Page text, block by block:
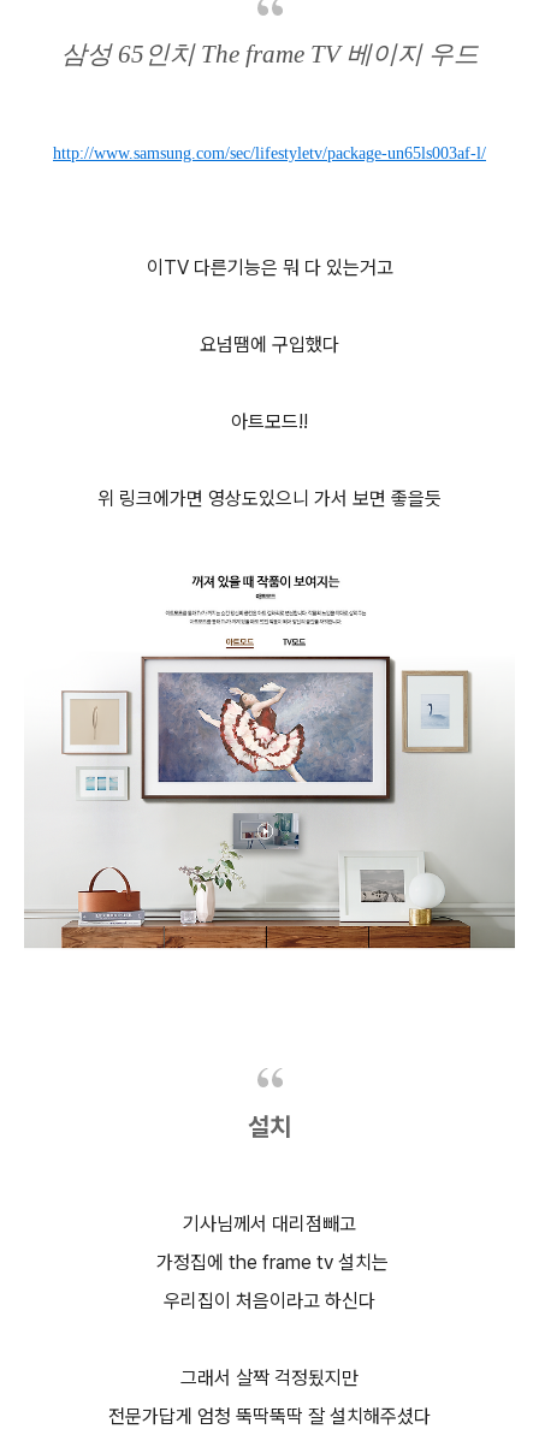
삼성 65인치 The frame TV 베이지 우드
http://www.samsung.com/sec/lifestyletv/package-un65ls003af-l/
이TV 다른기능은 뭐 다 있는거고
요넘땜에 구입했다
아트모드!!
위 링크에가면 영상도있으니 가서 보면 좋을듯
설치
기사님께서 대리점빼고
가정집에 the frame tv 설치는
우리집이 처음이라고 하신다
그래서 살짝 걱정됬지만
전문가답게 엄청 뚝딱뚝딱 잘 설치해주셨다